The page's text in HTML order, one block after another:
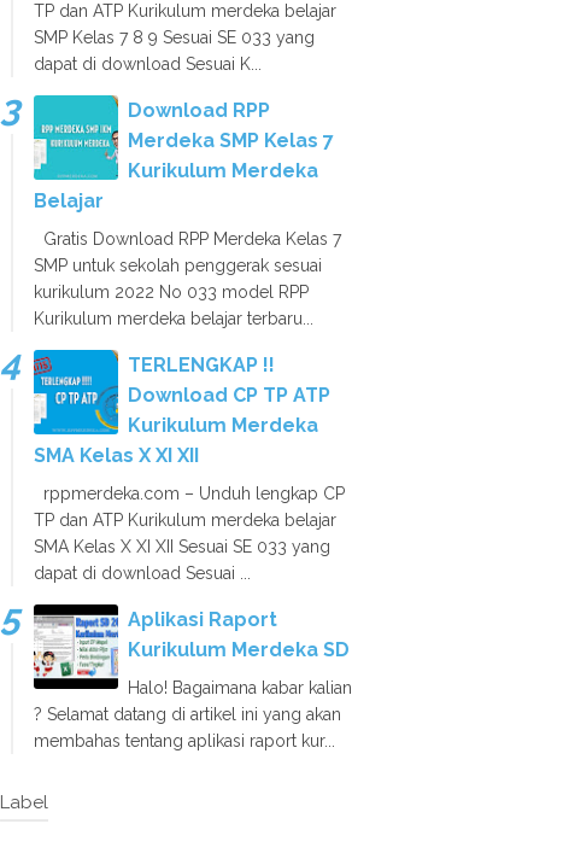
TP dan ATP Kurikulum merdeka belajar
SMP Kelas 7 8 9 Sesuai SE 033 yang
dapat di download Sesuai K...
Download RPP
Merdeka SMP Kelas 7
Kurikulum Merdeka
Belajar
Gratis Download RPP Merdeka Kelas 7
SMP untuk sekolah penggerak sesuai
kurikulum 2022 No 033 model RPP
Kurikulum merdeka belajar terbaru...
TERLENGKAP !!
Download CP TP ATP
Kurikulum Merdeka
SMA Kelas X XI XII
rppmerdeka.com – Unduh lengkap CP
TP dan ATP Kurikulum merdeka belajar
SMA Kelas X XI XII Sesuai SE 033 yang
dapat di download Sesuai ...
Aplikasi Raport
Kurikulum Merdeka SD
Halo! Bagaimana kabar kalian
? Selamat datang di artikel ini yang akan
membahas tentang aplikasi raport kur...
Label